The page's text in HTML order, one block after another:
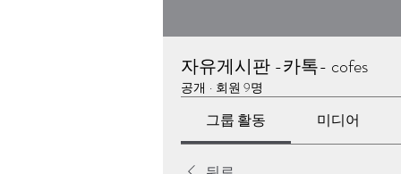
자유게시판 -카톡- cofes
공개 · 회원 9명
그룹 활동 미디어